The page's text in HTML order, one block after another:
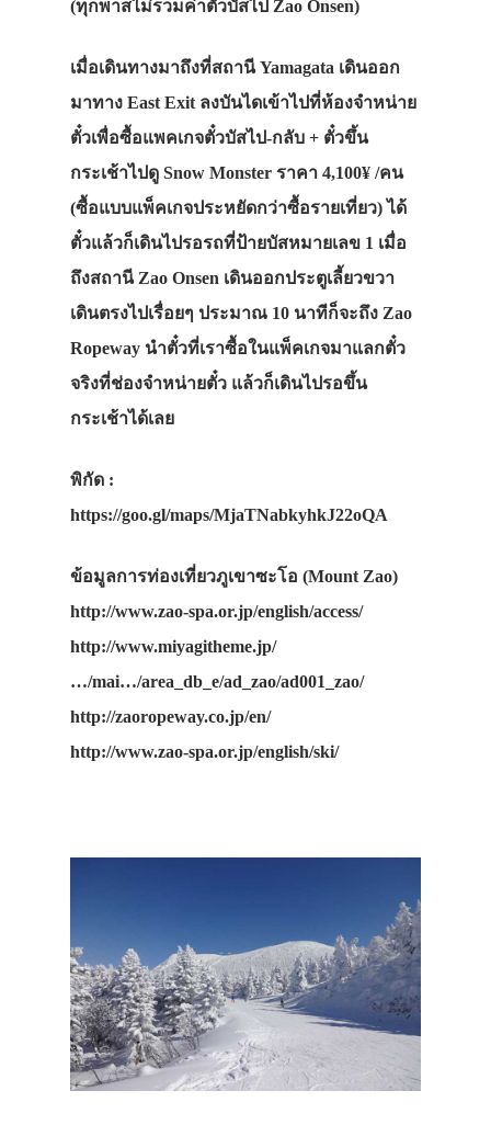
(ทุกพาสไม่รวมค่าตั๋วบัสไป Zao Onsen)
เมื่อเดินทางมาถึงที่สถานี Yamagata เดินออก
มาทาง East Exit ลงบันไดเข้าไปที่ห้องจำหน่าย
ตั๋วเพื่อซื้อแพคเกจตั๋วบัสไป-กลับ + ตั๋วขึ้น
กระเช้าไปดู Snow Monster ราคา 4,100¥ /คน
(ซื้อแบบแพ็คเกจประหยัดกว่าซื้อรายเที่ยว) ได้
ตั๋วแล้วก็เดินไปรอรถที่ป้ายบัสหมายเลข 1 เมื่อ
ถึงสถานี Zao Onsen เดินออกประตูเลี้ยวขวา
เดินตรงไปเรื่อยๆ ประมาณ 10 นาทีก็จะถึง Zao
Ropeway นำตั๋วที่เราซื้อในแพ็คเกจมาแลกตั๋ว
จริงที่ช่องจำหน่ายตั๋ว แล้วก็เดินไปรอขึ้น
กระเช้าได้เลย
พิกัด :
https://goo.gl/maps/MjaTNabkyhkJ22oQA
ข้อมูลการท่องเที่ยวภูเขาซะโอ (Mount Zao)
http://www.zao-spa.or.jp/english/access/
http://www.miyagitheme.jp/
…/mai…/area_db_e/ad_zao/ad001_zao/
http://zaoropeway.co.jp/en/
http://www.zao-spa.or.jp/english/ski/